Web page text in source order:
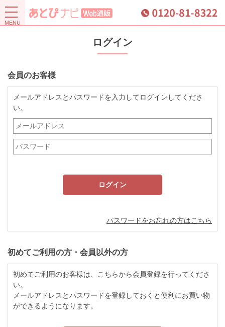
ログイン
会員のお客様
メールアドレスとパスワードを入力してログインしてくださ
い。
パスワードをお忘れの方はこちら
初めてご利用の方・会員以外の方
初めてご利用のお客様は、こちらから会員登録を行ってくださ
い。
メールアドレスとパスワードを登録しておくと便利にお買い物
ができるようになります。